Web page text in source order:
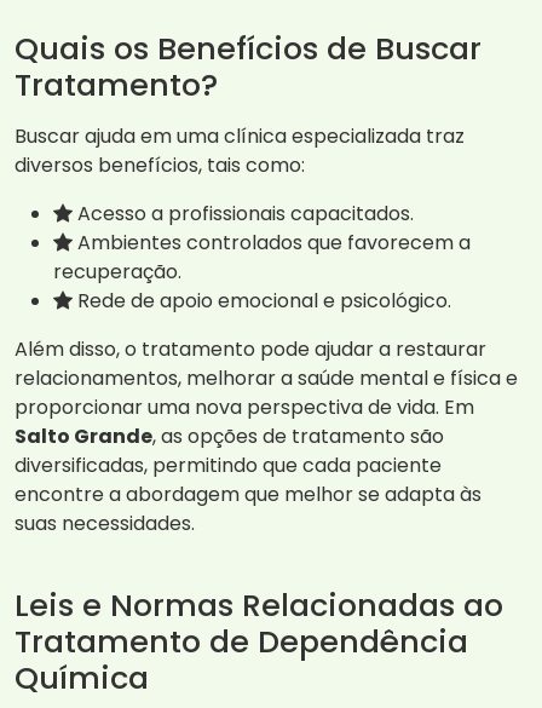
Quais os Benefícios de Buscar
Tratamento?
Buscar ajuda em uma clínica especializada traz
diversos benefícios, tais como:
Acesso a profissionais capacitados.
Ambientes controlados que favorecem a
recuperação.
Rede de apoio emocional e psicológico.
Além disso, o tratamento pode ajudar a restaurar
relacionamentos, melhorar a saúde mental e física e
proporcionar uma nova perspectiva de vida. Em
Salto Grande, as opções de tratamento são
diversificadas, permitindo que cada paciente
encontre a abordagem que melhor se adapta às
suas necessidades.
Leis e Normas Relacionadas ao
Tratamento de Dependência
Química